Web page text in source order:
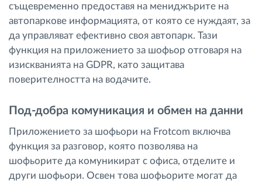
същевременно предоставя на мениджърите на
автопаркове информацията, от която се нуждаят, за
да управляват ефективно своя автопарк. Тази
функция на приложението за шофьор отговаря на
изискванията на GDPR, като защитава
поверителността на водачите.
Под-добра комуникация и обмен на данни
Приложението за шофьори на Frotcom включва
функция за разговор, която позволява на
шофьорите да комуникират с офиса, отделите и
други шофьори. Освен това шофьорите могат да